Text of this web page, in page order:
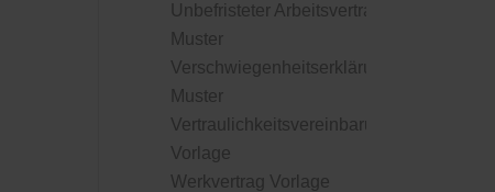
Unbefristeter Arbeitsvertrag
Muster
Verschwiegenheitserklärung
Muster
Vertraulichkeitsvereinbarung
Vorlage
Werkvertrag Vorlage